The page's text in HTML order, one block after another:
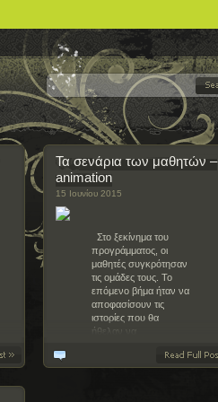
Τα σενάρια των μαθητών –
animation
15 Ιουνίου 2015
Στο ξεκίνημα του
προγράμματος, οι
μαθητές συγκρότησαν
τις ομάδες τους. Το
επόμενο βήμα ήταν να
αποφασίσουν τις
ιστορίες που θα
ήθελαν να
από την τεχνική του
stop motion …